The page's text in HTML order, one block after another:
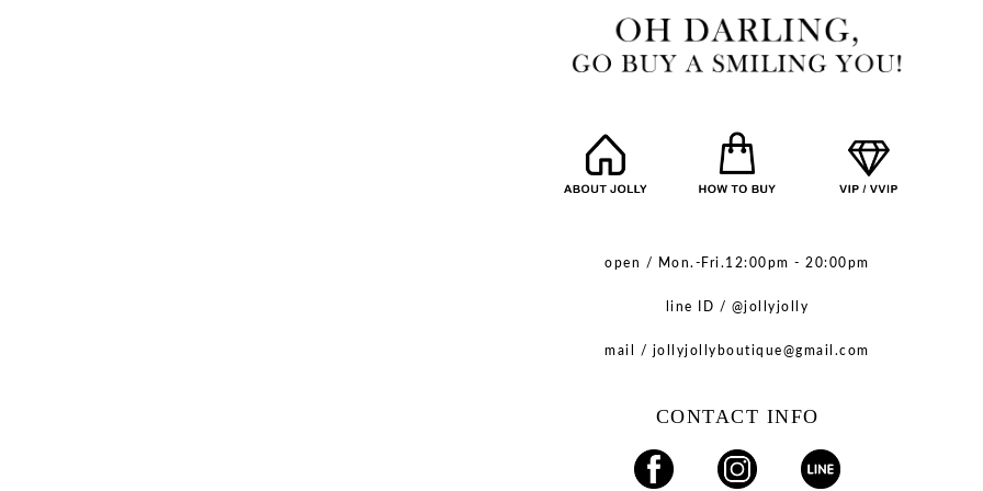
open / Mon.-Fri.12:00pm - 20:00pm
line ID / @jollyjolly
mail / jollyjollyboutique@gmail.com
CONTACT INFO